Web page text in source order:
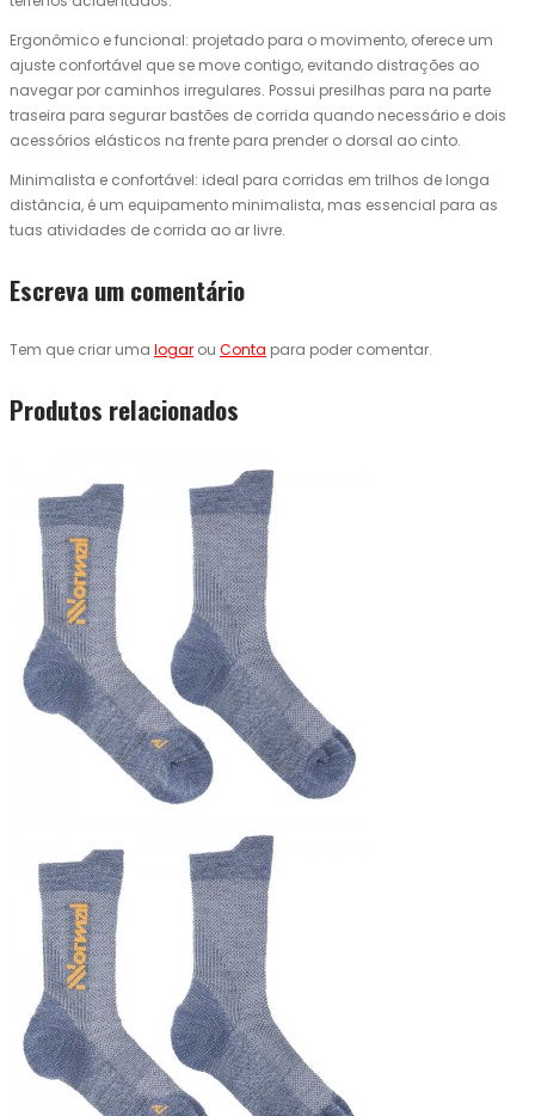
Ergonômico e funcional: projetado para o movimento, oferece um
ajuste confortável que se move contigo, evitando distrações ao
navegar por caminhos irregulares. Possui presilhas para na parte
traseira para segurar bastões de corrida quando necessário e dois
acessórios elásticos na frente para prender o dorsal ao cinto.
Minimalista e confortável: ideal para corridas em trilhos de longa
distância, é um equipamento minimalista, mas essencial para as
tuas atividades de corrida ao ar livre.
Escreva um comentário
Tem que criar uma logar ou Conta para poder comentar.
Produtos relacionados